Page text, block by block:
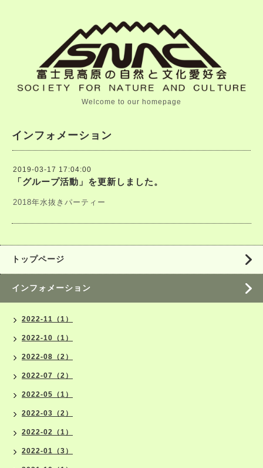
Welcome to our homepage
インフォメーション
2019-03-17 17:04:00
「グループ活動」を更新しました。
2018年水抜きパーティー
トップページ
インフォメーション
2022-11（1）
2022-10（1）
2022-08（2）
2022-07（2）
2022-05（1）
2022-03（2）
2022-02（1）
2022-01（3）